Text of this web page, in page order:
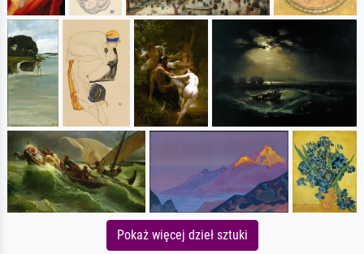
Pokaż więcej dzieł sztuki